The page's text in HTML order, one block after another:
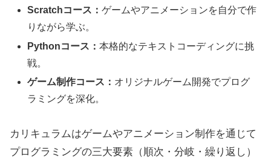
Scratchコース：ゲームやアニメーションを自分で作
りながら学ぶ。
Pythonコース：本格的なテキストコーディングに挑
戦。
ゲーム制作コース： オリジナルゲーム開発でプログ
ラミングを深化。
カリキュラムはゲームやアニメーション制作を通じて
プログラミングの三大要素（順次・分岐・繰り返し）